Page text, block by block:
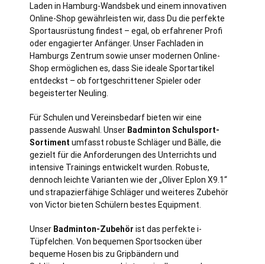
Laden in Hamburg-Wandsbek und einem innovativen
Online-Shop gewährleisten wir, dass Du die perfekte
Sportausrüstung findest – egal, ob erfahrener Profi
oder engagierter Anfänger. Unser Fachladen in
Hamburgs Zentrum sowie unser modernen Online-
Shop ermöglichen es, dass Sie ideale Sportartikel
entdeckst – ob fortgeschrittener Spieler oder
begeisterter Neuling.
Für Schulen und Vereinsbedarf bieten wir eine
passende Auswahl. Unser Badminton Schulsport-
Sortiment umfasst robuste Schläger und Bälle, die
gezielt für die Anforderungen des Unterrichts und
intensive Trainings entwickelt wurden. Robuste,
dennoch leichte Varianten wie der „Oliver Eplon X9.1“
und strapazierfähige Schläger und weiteres Zubehör
von Victor bieten Schülern bestes Equipment.
Unser Badminton-Zubehör ist das perfekte i-
Tüpfelchen. Von bequemen Sportsocken über
bequeme Hosen bis zu Gripbändern und